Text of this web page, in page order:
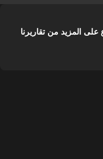
المزيد من تقاريرنا